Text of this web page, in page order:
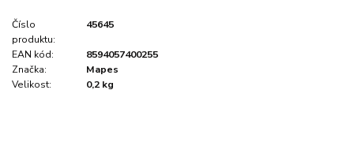
Číslo
produktu:
45645
EAN kód:
8594057400255
Značka:
Mapes
Velikost:
0,2 kg